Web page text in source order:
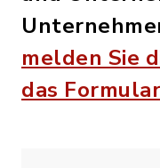
melden Sie
das